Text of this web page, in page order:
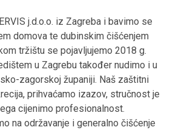
j.d.o.o. iz Zagreba i bavimo se
domova te dubinskim čišćenjem
tržištu se pojavljujemo 2018 g.
u Zagrebu također nudimo i u
zagorskoj županiji. Naš zaštitni
prihvaćamo izazov, stručnost je
cijenimo profesionalnost.
na održavanje i generalno čišćenje